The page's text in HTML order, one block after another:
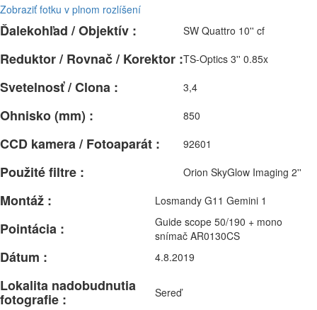
Zobraziť fotku v plnom rozlíšení
Ďalekohľad / Objektív : SW Quattro 10'' cf
Reduktor / Rovnač / Korektor :TS-Optics 3'' 0.85x
Svetelnosť / Clona : 3,4
Ohnisko (mm) : 850
CCD kamera / Fotoaparát : 92601
Použité filtre : Orion SkyGlow Imaging 2''
Montáž : Losmandy G11 Gemini 1
Pointácia :
Guide scope 50/190 + mono
snímač AR0130CS
Dátum : 4.8.2019
Lokalita nadobudnutia
fotografie : Sereď